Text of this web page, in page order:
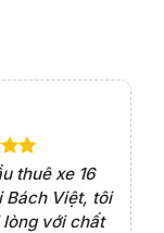
thuê xe 16
Bách Việt, tôi
lòng với chất